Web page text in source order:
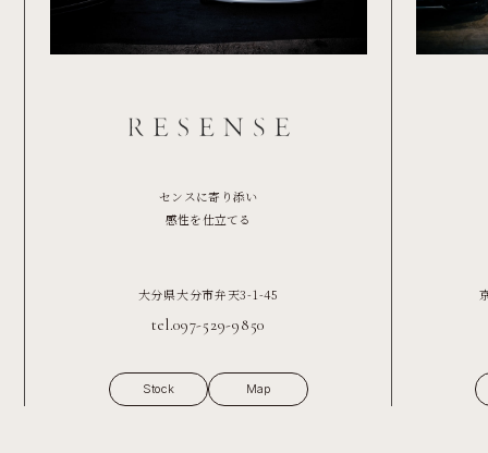
センスに寄り添い
感性を仕立てる
大分県大分市弁天3-1-45
tel.097-529-9850
Stock Map